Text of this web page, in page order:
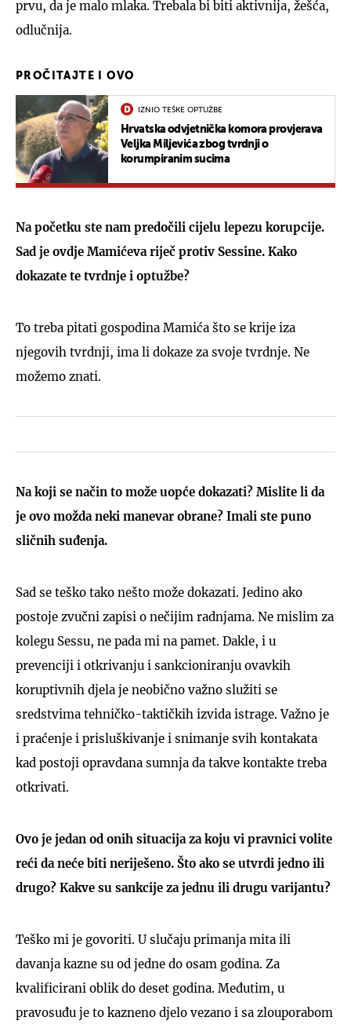
prvu, da je malo mlaka. Trebala bi biti aktivnija, žešća,
odlučnija.
PROČITAJTE I OVO
IZNIO TEŠKE OPTUŽBE
Hrvatska odvjetnička komora provjerava
Veljka Miljevića zbog tvrdnji o
korumpiranim sucima
Na početku ste nam predočili cijelu lepezu korupcije.
Sad je ovdje Mamićeva riječ protiv Sessine. Kako
dokazate te tvrdnje i optužbe?
To treba pitati gospodina Mamića što se krije iza
njegovih tvrdnji, ima li dokaze za svoje tvrdnje. Ne
možemo znati.
Na koji se način to može uopće dokazati? Mislite li da
je ovo možda neki manevar obrane? Imali ste puno
sličnih suđenja.
Sad se teško tako nešto može dokazati. Jedino ako
postoje zvučni zapisi o nečijim radnjama. Ne mislim za
kolegu Sessu, ne pada mi na pamet. Dakle, i u
prevenciji i otkrivanju i sankcioniranju ovavkih
koruptivnih djela je neobično važno služiti se
sredstvima tehničko-taktičkih izvida istrage. Važno je
i praćenje i prisluškivanje i snimanje svih kontakata
kad postoji opravdana sumnja da takve kontakte treba
otkrivati.
Ovo je jedan od onih situacija za koju vi pravnici volite
reći da neće biti neriješeno. Što ako se utvrdi jedno ili
drugo? Kakve su sankcije za jednu ili drugu varijantu?
Teško mi je govoriti. U slučaju primanja mita ili
davanja kazne su od jedne do osam godina. Za
kvalificirani oblik do deset godina. Međutim, u
pravosuđu je to kazneno djelo vezano i sa zlouporabom